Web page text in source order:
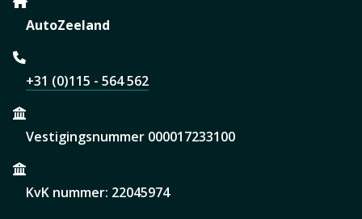
AutoZeeland
+31 (0)115 - 564 562
Vestigingsnummer 000017233100
KvK nummer: 22045974